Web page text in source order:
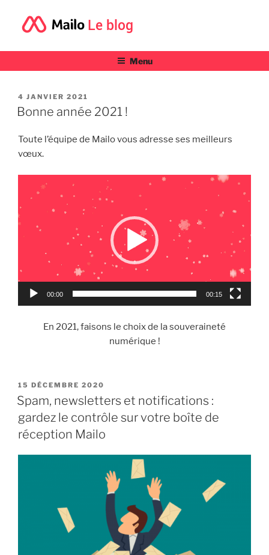
Le blog
Menu
PUBLIÉ
LE
4 JANVIER 2021
Bonne année 2021 !
Toute l’équipe de Mailo vous adresse ses meilleurs
vœux.
Lecteur
vidéo
00:00 00:15
En 2021, faisons le choix de la souveraineté
numérique !
PUBLIÉ
LE
15 DÉCEMBRE 2020
Spam, newsletters et notifications :
gardez le contrôle sur votre boîte de
réception Mailo